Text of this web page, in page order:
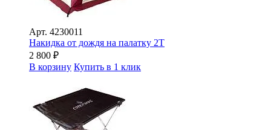
Арт. 4230011
Накидка от дождя на палатку 2Т
2 800 ₽
В корзину Купить в 1 клик